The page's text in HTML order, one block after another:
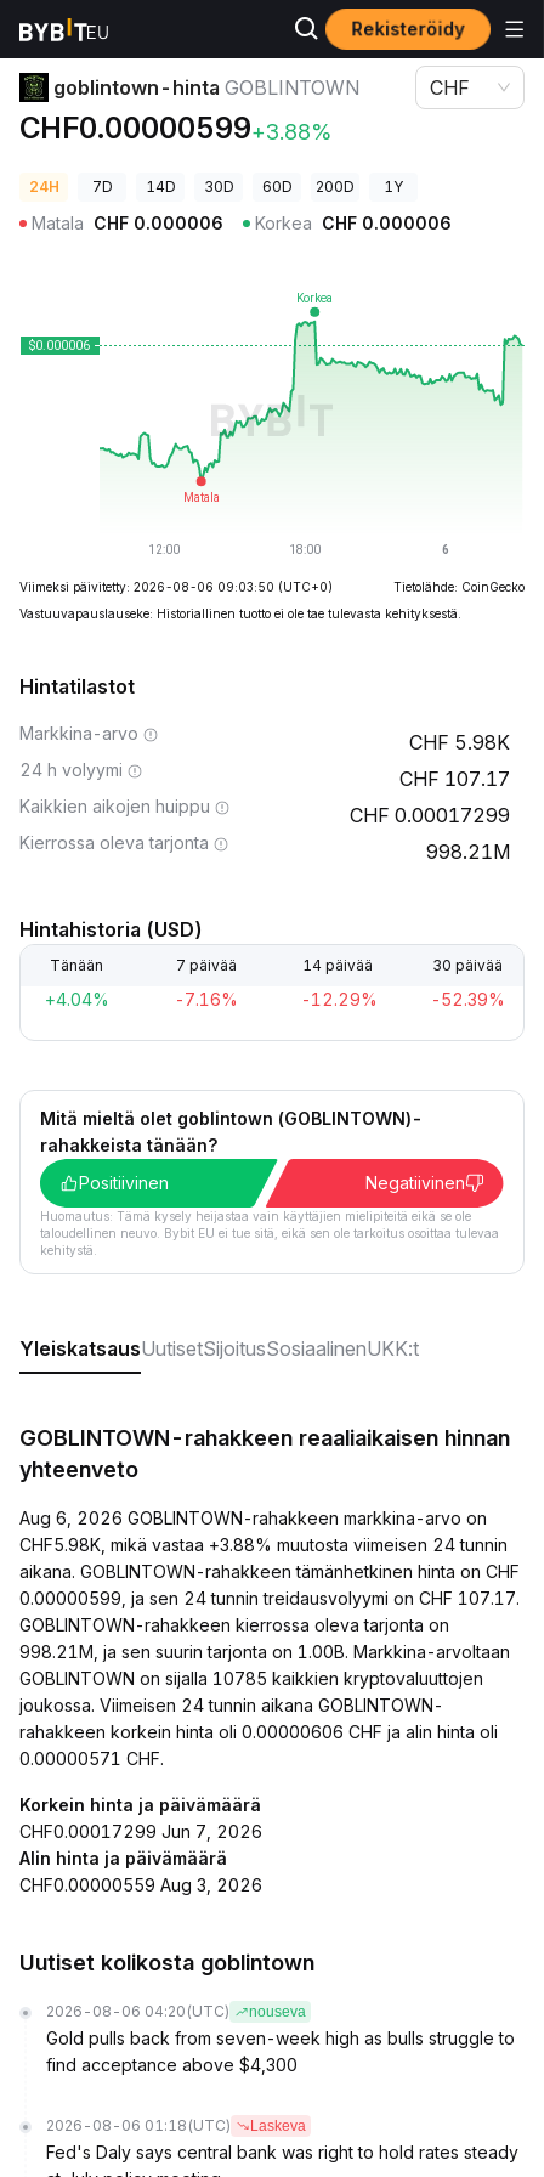
Rekisteröidy
Kryptohinnat goblintown-hinta GOBLINTOWN
goblintown-hinta GOBLINTOWN
CHF0.00000599+3.88%
CHF
24H 7D 14D 30D 60D 200D 1Y
Matala CHF 0.000006 Korkea CHF 0.000006
Viimeksi päivitetty: 2026-08-06 09:03:50 (UTC+0)
Tietolähde: CoinGecko
Vastuuvapauslauseke: Historiallinen tuotto ei ole tae tulevasta kehityksestä.
Hintatilastot
Markkina-arvo 5.98K
24 h volyymi 107.17
Kaikkien aikojen huippu 0.00017299
Kierrossa oleva tarjonta 998.21M
Hintahistoria (USD)
Tänään 7 päivää 14 päivää 30 päivää
+4.04% -7.16% -12.29% -52.39%
Mitä mieltä olet goblintown (GOBLINTOWN)-
rahakkeista tänään?
Positiivinen
Negatiivinen
Huomautus: Tämä kysely heijastaa vain käyttäjien mielipiteitä eikä se ole
taloudellinen neuvo. Bybit EU ei tue sitä, eikä sen ole tarkoitus osoittaa tulevaa
kehitystä.
YleiskatsausUutisetSijoitusSosiaalinenUKK:t
GOBLINTOWN-rahakkeen reaaliaikaisen hinnan
yhteenveto
Aug 6, 2026 GOBLINTOWN-rahakkeen markkina-arvo on
CHF5.98K, mikä vastaa +3.88% muutosta viimeisen 24 tunnin
aikana. GOBLINTOWN-rahakkeen tämänhetkinen hinta on CHF
0.00000599, ja sen 24 tunnin treidausvolyymi on CHF 107.17.
GOBLINTOWN-rahakkeen kierrossa oleva tarjonta on
998.21M, ja sen suurin tarjonta on 1.00B. Markkina-arvoltaan
GOBLINTOWN on sijalla 10785 kaikkien kryptovaluuttojen
joukossa. Viimeisen 24 tunnin aikana GOBLINTOWN-
rahakkeen korkein hinta oli 0.00000606 CHF ja alin hinta oli
0.00000571 CHF.
Korkein hinta ja päivämäärä
CHF0.00017299 Jun 7, 2026
Alin hinta ja päivämäärä
CHF0.00000559 Aug 3, 2026
Uutiset kolikosta goblintown
2026-08-06 04:20 (UTC) nouseva
Gold pulls back from seven-week high as bulls struggle to
find acceptance above $4,300
2026-08-06 01:18 (UTC) Laskeva
Fed's Daly says central bank was right to hold rates steady